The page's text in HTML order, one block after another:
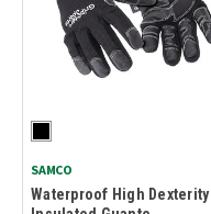
SAMCO
Waterproof High Dexterity